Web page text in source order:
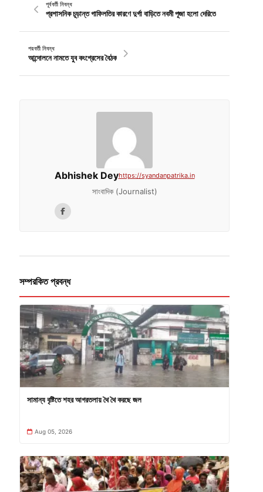
পূর্ববর্তী নিবন্ধ
প্রশাসনিক চূড়ান্ত গাফিলতির কারণে দুর্গা বাড়িতে নবমী পূজা হলো দেরিতে
পরবর্তী নিবন্ধ
আন্দোলনে নামতে যুব কংগ্রেসের বৈঠক
Abhishek Deyhttps://syandanpatrika.in
সাংবাদিক (Journalist)
সম্পরকিত প্রবন্ধ
সামান্য বৃষ্টিতে শহর আগরতলায় থৈ থৈ করছে জল
Aug 05, 2026